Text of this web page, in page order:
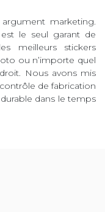
marketing.
est le seul garant de
meilleurs stickers
ou n’importe quel
Nous avons mis
de fabrication
dans le temps